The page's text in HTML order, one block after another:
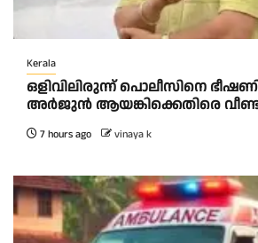
Kerala
ഒളിവിലിരുന്ന് പൊലീസിനെ
അർജുൻ ആയങ്കിക്കെതിരെ
7 hours ago vinaya k